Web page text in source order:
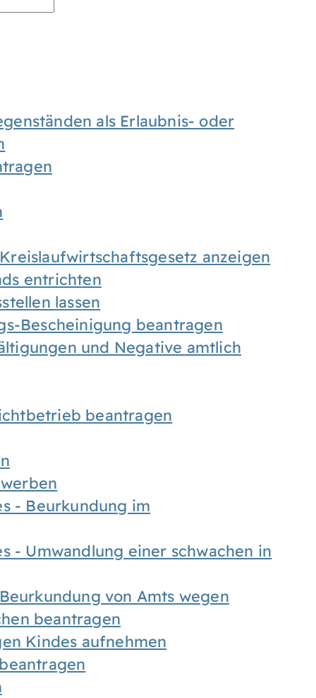
als Erlaubnis- oder
anzeigen
entrichten
lassen
Bescheinigung beantragen
und Negative amtlich
beantragen
- Beurkundung im
- Umwandlung einer schwachen in
von Amts wegen
beantragen
Kindes aufnehmen